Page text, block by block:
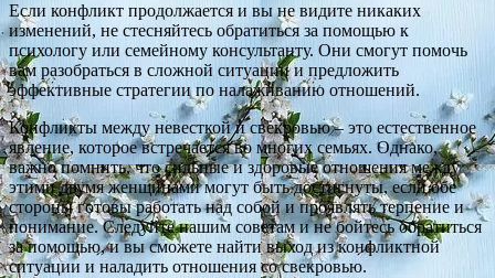
Если конфликт продолжается и вы не видите никаких
изменений, не стесняйтесь обратиться за помощью к
психологу или семейному консультанту. Они смогут помочь
вам разобраться в сложной ситуации и предложить
эффективные стратегии по налаживанию отношений.
Конфликты между невесткой и свекровью – это естественное
явление, которое встречается во многих семьях. Однако,
важно помнить, что сильные и здоровые отношения между
этими двумя женщинами могут быть достигнуты, если обе
стороны готовы работать над собой и проявлять терпение и
понимание. Следуйте нашим советам и не бойтесь обратиться
за помощью, и вы сможете найти выход из конфликтной
ситуации и наладить отношения со свекровью.